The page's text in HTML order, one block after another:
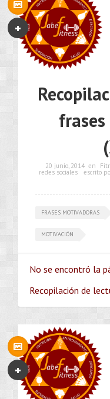
20 junio, 2014 en
redes sociales escrito
FRASES MOTIVADORAS
MOTIVACIÓN
No se encontró la
Recopilación de